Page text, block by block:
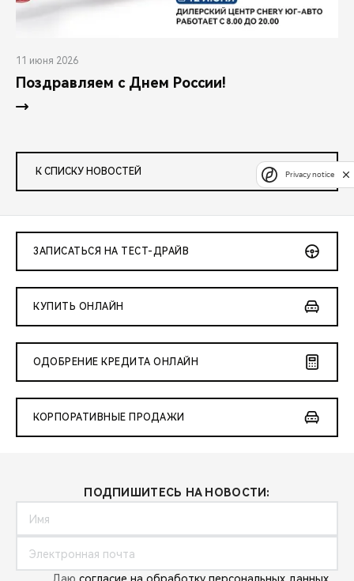
11 июня 2026
Поздравляем с Днем России!
К СПИСКУ НОВОСТЕЙ
ЗАПИСАТЬСЯ НА ТЕСТ-ДРАЙВ
КУПИТЬ ОНЛАЙН
ОДОБРЕНИЕ КРЕДИТА ОНЛАЙН
КОРПОРАТИВНЫЕ ПРОДАЖИ
ПОДПИШИТЕСЬ НА НОВОСТИ:
Privacy notice